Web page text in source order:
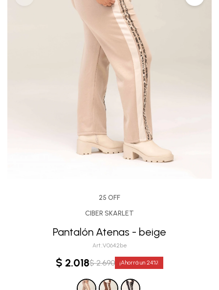
25 OFF
CIBER SKARLET
Pantalón Atenas - beige
V0642be
$ 2.018$ 2.690 24